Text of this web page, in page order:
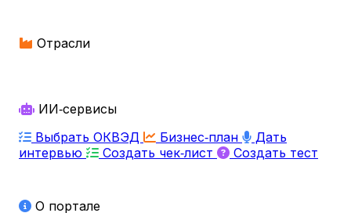
Отрасли
ИИ‑сервисы
Выбрать ОКВЭД
Бизнес‑план
Дать
интервью
Создать чек‑лист Создать тест
О портале